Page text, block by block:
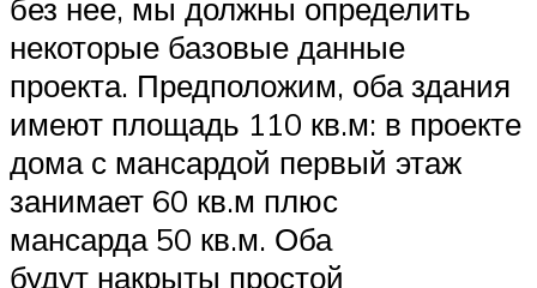
без нее, мы должны определить
некоторые базовые данные
проекта. Предположим, оба здания
имеют площадь 110 кв.м: в проекте
дома с мансардой первый этаж
занимает 60 кв.м плюс
мансарда 50 кв.м. Оба
будут накрыты простой